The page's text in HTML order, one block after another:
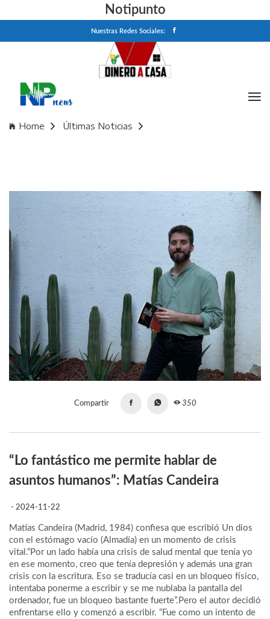
Notipunto
Nuestras Redes Sociales:
Home
Últimas Noticias
Compartir 350
“Lo fantástico me permite hablar de
asuntos humanos”: Matías Candeira
- 2024-11-22
Matías Candeira (Madrid, 1984) confiesa que escribió Un dios
con el estómago vacío (Almadía) en un momento de crisis
vital.“Por un lado había una crisis de salud mental que tenía yo
en ese momento, creo que tenía depresión y además una gran
crisis con la escritura. Eso se traducía casi en un bloqueo físico,
intentaba ponerme a escribir y se me nublaba la pantalla del
ordenador, fue un bloqueo bastante fuerte”.Pero el autor decidió
enfrentarse ello y comenzó a escribir. “Fue como un intento de